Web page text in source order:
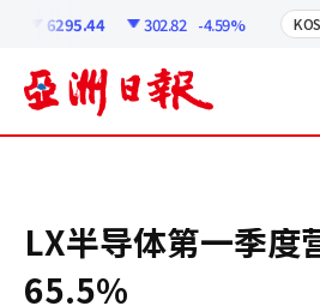
6295.44 302.82 -4.59%
LX半导体第一季度
65.5%